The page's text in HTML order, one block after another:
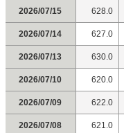
2026/07/15 628.0
2026/07/14 627.0
2026/07/13 630.0
2026/07/10 620.0
2026/07/09 622.0
2026/07/08 621.0